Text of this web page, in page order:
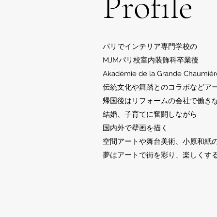
パリでインテリア専門学校の
MJMパリ校室内装飾科卒業後
Akadémie de la Grande
伝統文化や舞踏とのコラボなどア
帰国後はリフォームの会社で働き
結婚、子育てに奮闘しながら
国内外で壁画を描く
空間アートや舞台美術、小原和紙
夢はアートで街を彩り、楽しくす